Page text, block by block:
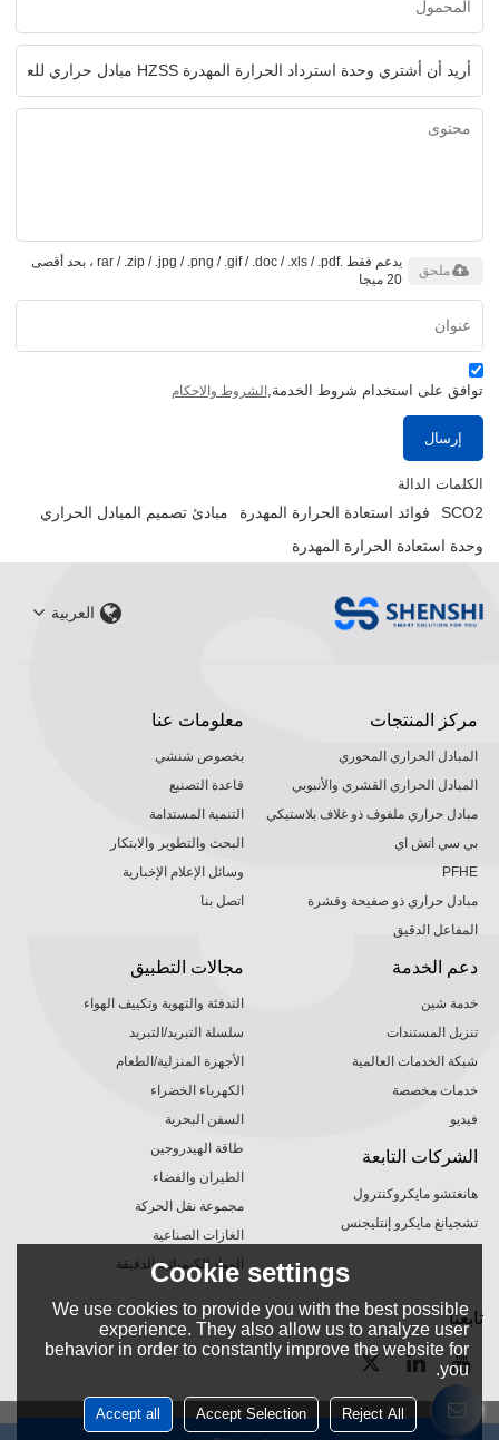
يدعم فقط .rar / .zip / .jpg / .png / .gif / .doc / .xls / .pdf ، بحد أقصى
20 ميجا
ملحق
توافق على استخدام شروط الخدمة, الشروط والاحكام
إرسال
الكلمات الدالة
SCO2 فوائد استعادة الحرارة المهدرة
مبادئ تصميم المبادل الحراري
وحدة استعادة الحرارة المهدرة
العربية
معلومات عنا
بخصوص شنشي
قاعدة التصنيع
التنمية المستدامة
البحث والتطوير والابتكار
وسائل الإعلام الإخبارية
اتصل بنا
مركز المنتجات
المبادل الحراري المحوري
المبادل الحراري القشري والأنبوبي
مبادل حراري ملفوف ذو غلاف بلاستيكي
بي سي اتش اي
PFHE
مبادل حراري ذو صفيحة وقشرة
المفاعل الدقيق
مجالات التطبيق
التدفئة والتهوية وتكييف الهواء
سلسلة التبريد/التبريد
الأجهزة المنزلية/الطعام
الكهرباء الخضراء
السفن البحرية
طاقة الهيدروجين
الطيران والفضاء
مجموعة نقل الحركة
الغازات الصناعية
المواد الكيميائية الدقيقة
دعم الخدمة
خدمة شين
تنزيل المستندات
شبكة الخدمات العالمية
خدمات مخصصة
فيديو
الشركات التابعة
هانغتشو مايكروكنترول
تشجيانغ مايكرو إنتليجنس
تابعنا
Cookie settings
We use cookies to provide you with the best possible
experience. They also allow us to analyze user
behavior in order to constantly improve the website for
you.
Reject All
Accept Selection
Accept all